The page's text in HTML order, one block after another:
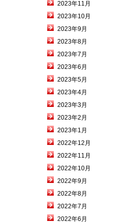
2023年11月
2023年10月
2023年9月
2023年8月
2023年7月
2023年6月
2023年5月
2023年4月
2023年3月
2023年2月
2023年1月
2022年12月
2022年11月
2022年10月
2022年9月
2022年8月
2022年7月
2022年6月